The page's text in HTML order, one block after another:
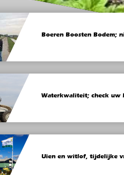
Boeren Boosten Bodem;
Waterkwaliteit; check uw
Uien en witlof, tijdelijke